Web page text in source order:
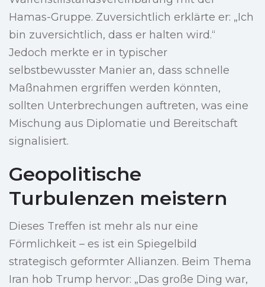
Hamas-Gruppe. Zuversichtlich erklärte er: „Ich
bin zuversichtlich, dass er halten wird.“
Jedoch merkte er in typischer
selbstbewusster Manier an, dass schnelle
Maßnahmen ergriffen werden könnten,
sollten Unterbrechungen auftreten, was eine
Mischung aus Diplomatie und Bereitschaft
signalisiert.
Geopolitische
Turbulenzen meistern
Dieses Treffen ist mehr als nur eine
Förmlichkeit – es ist ein Spiegelbild
strategisch geformter Allianzen. Beim Thema
Iran hob Trump hervor: „Das große Ding war,